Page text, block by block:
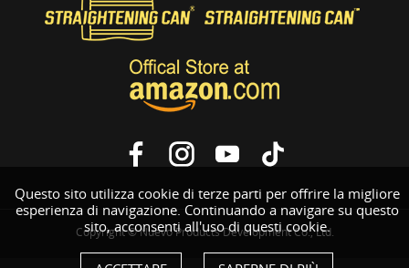
Questo sito utilizza cookie di terze parti per offrire la migliore
esperienza di navigazione. Continuando a navigare su questo
sito, acconsenti all'uso di questi cookie.
Copyright © Nuevo Products Development Co., Ltd.